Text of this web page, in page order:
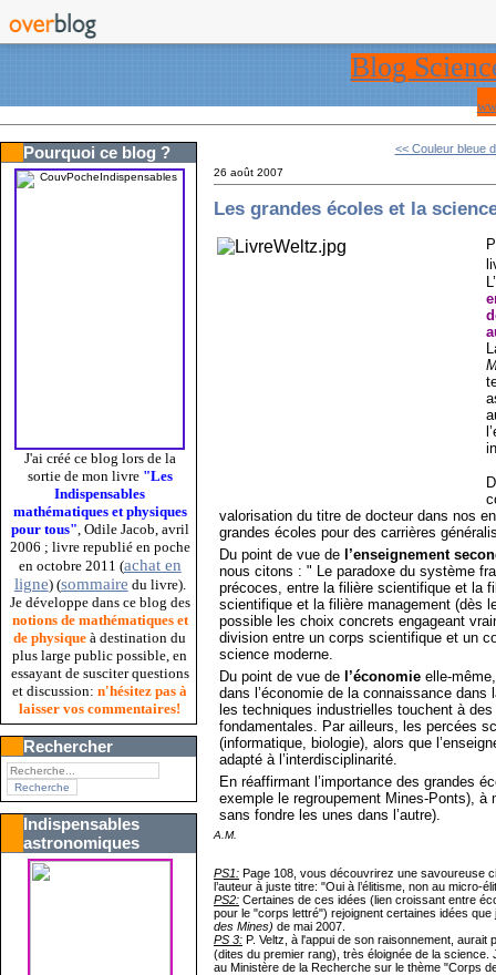
Blog
Pourquoi ce blog ?
J'ai créé ce blog lors de la
sortie de mon livre "Les
Indispensables
mathématiques et physiques
pour tous", Odile Jacob, avril
2006 ; livre republié en poche
en octobre 2011 (achat en
ligne) (sommaire du livre).
Je développe dans ce blog des
notions de mathématiques et
de physique à destination du
plus large public possible, en
essayant de susciter questions
et discussion: n'hésitez pas à
laisser vos commentaires!
Rechercher
Indispensables
astronomiques
<< Couleur bleue
26 août 2007
Les grandes écoles et la
valorisation du titre de docteur dans nos
grandes écoles pour des carrières
Du point de vue de l’enseignement
nous citons : " Le paradoxe du système
précoces, entre la filière scientifique et la
scientifique et la filière management (dès
possible les choix concrets engageant
division entre un corps scientifique et un
science moderne.
Du point de vue de l’économie elle-
dans l’économie de la connaissance
les techniques industrielles touchent à
fondamentales. Par ailleurs, les percées
(informatique, biologie), alors que
adapté à l’interdisciplinarité.
En réaffirmant l’importance des grandes
exemple le regroupement Mines-Ponts), à
sans fondre les unes dans l’autre).
A.M.
PS1: Page 108, vous découvrirez une savoureuse
l’auteur à juste titre: "Oui à l’élitisme, non au micro-
PS2: Certaines de ces idées (lien croissant entre
pour le "corps lettré") rejoignent certaines idées que
des Mines) de mai 2007.
PS 3: P. Veltz, à l'appui de son raisonnement,
(dites du premier rang), très éloignée de la science.
au Ministère de la Recherche sur le thème "Corps